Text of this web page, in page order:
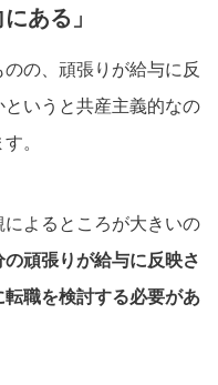
ある」
の、頑張りが給与に反
いうと共産主義的なの
。
よるところが大きいの
の頑張りが給与に反映さ
職を検討する必要があ